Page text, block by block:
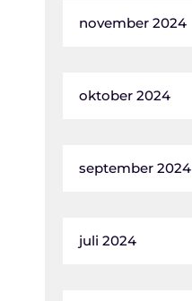
november 2024
oktober 2024
september 2024
juli 2024